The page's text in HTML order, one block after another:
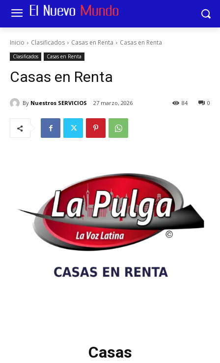
Inicio Clasificados Casas en Renta Casas en Renta
Clasificados Casas en Renta
Casas en Renta
By Nuestros SERVICIOS 27 marzo, 2026 0
84
Casas